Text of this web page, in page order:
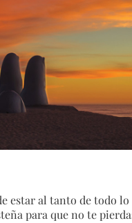
estar al tanto de todo
para que no te